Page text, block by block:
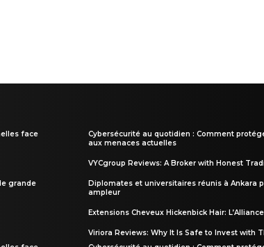
face
grande
Cybersécurité au quotidien : Comment
aux menaces actuelles
VYCgroup Reviews: A Broker with Honest
Diplomates et universitaires réunis à Ankara
ampleur
Extensions Cheveux Hickenbick Hair:
Viriora Reviews: Why It Is Safe to Invest with